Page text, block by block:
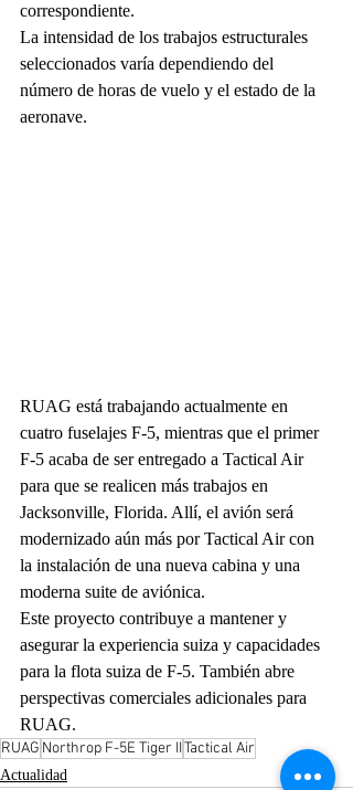
correspondiente.
La intensidad de los trabajos estructurales
seleccionados varía dependiendo del
número de horas de vuelo y el estado de la
aeronave.
RUAG está trabajando actualmente en
cuatro fuselajes F-5, mientras que el primer
F-5 acaba de ser entregado a Tactical Air
para que se realicen más trabajos en
Jacksonville, Florida. Allí, el avión será
modernizado aún más por Tactical Air con
la instalación de una nueva cabina y una
moderna suite de aviónica.
Este proyecto contribuye a mantener y
asegurar la experiencia suiza y capacidades
para la flota suiza de F-5. También abre
perspectivas comerciales adicionales para
RUAG.
RUAG Northrop F-5E Tiger IITactical Air
Actualidad